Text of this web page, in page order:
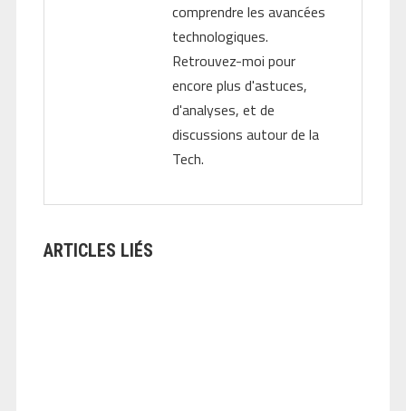
comprendre les avancées
technologiques.
Retrouvez-moi pour
encore plus d'astuces,
d'analyses, et de
discussions autour de la
Tech.
ARTICLES LIÉS